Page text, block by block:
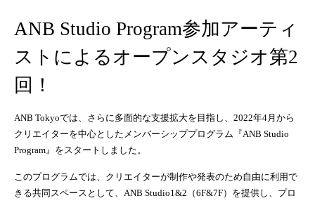
ANB Studio Program参加アーティ
ストによるオープンスタジオ第2
回！
ANB Tokyoでは、さらに多面的な支援拡大を目指し、2022年4月から
クリエイターを中心としたメンバーシッププログラム『ANB Studio
Program』をスタートしました。
このプログラムでは、クリエイターが制作や発表のため自由に利用で
きる共同スペースとして、ANB Studio1&2（6F&7F）を提供し、プロ